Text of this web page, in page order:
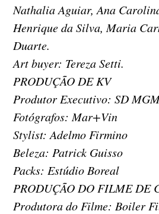
Nathalia Aguiar, Ana
Henrique da Silva, Maria
Duarte.
Art buyer: Tereza Setti.
PRODUÇÃO DE KV
Produtor Executivo: SD
Fotógrafos: Mar+Vin
Stylist: Adelmo Firmino
Beleza: Patrick Guisso
Packs: Estúdio Boreal
PRODUÇÃO DO FILME DE
Produtora do Filme: Boiler